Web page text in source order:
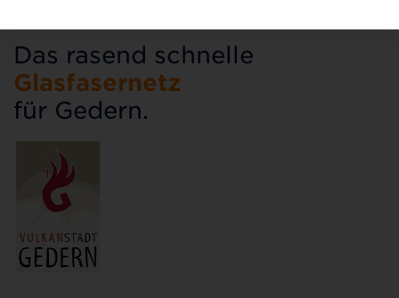
Das rasend schnelle
Glasfasernetz
für Gedern.